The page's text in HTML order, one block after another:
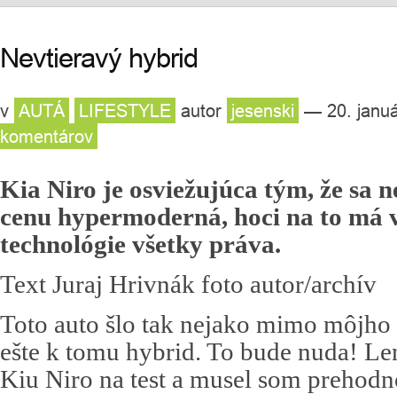
Nevtieravý hybrid
v AUTÁ LIFESTYLE autor jesenski — 20.
komentárov
Kia Niro je osviežujúca tým, že sa
cenu hypermoderná, hoci na to
technológie všetky práva.
Text Juraj Hrivnák foto autor/archív
Toto auto šlo tak nejako mimo
ešte k tomu hybrid. To bude nuda!
Kiu Niro na test a musel som